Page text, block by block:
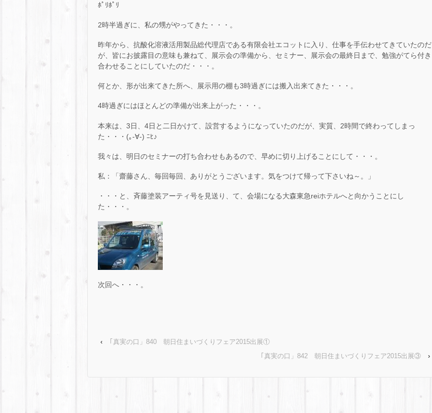
ﾎﾟﾘﾎﾟﾘ
2時半過ぎに、私の甥がやってきた・・・。
昨年から、抗酸化溶液活用製品総代理店である有限会社エコットに入り、仕事を手伝わせてきていたのだ
が、皆にお披露目の意味も兼ねて、展示会の準備から、セミナー、展示会の最終日まで、勉強がてら付き
合わせることにしていたのだ・・・。
何とか、形が出来てきた所へ、展示用の棚も3時過ぎには搬入出来てきた・・・。
4時過ぎにはほとんどの準備が出来上がった・・・。
本来は、3日、4日と二日かけて、設営するようになっていたのだが、実質、2時間で終わってしまっ
た・・・(｡-∀-) ﾆﾋ♪
我々は、明日のセミナーの打ち合わせもあるので、早めに切り上げることにして・・・。
私：「齋藤さん、毎回毎回、ありがとうございます。気をつけて帰って下さいね～。」
・・・と、斉藤塗装アーティ号を見送り、て、会場になる大森東急reiホテルへと向かうことにし
た・・・。
次回へ・・・。
‹
｢真実の口」840 朝日住まいづくりフェア2015出展①
｢真実の口」842 朝日住まいづくりフェア2015出展③
›